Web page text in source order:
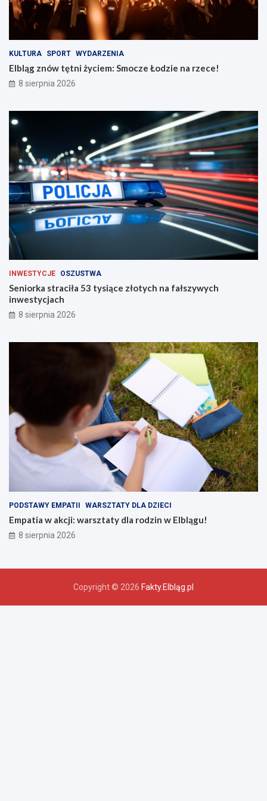
o
i
n
d
r
a
c
z
e
e
!
KULTURA SPORT WYDARZENIA
Elbląg znów tętni życiem: Smocze Łodzie na rzece!
8 sierpnia 2026
INWESTYCJE OSZUSTWA
Seniorka straciła 53 tysiące złotych na fałszywych
inwestycjach
8 sierpnia 2026
PODSTAWY EMPATII WARSZTATY DLA DZIECI
Empatia w akcji: warsztaty dla rodzin w Elblągu!
8 sierpnia 2026
Copyright © 2026 Fakty.Elbląg.pl